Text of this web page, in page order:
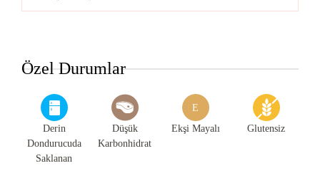
Kategorileri
Özel Durumlar
Derin
Dondurucuda
Saklanan
Düşük
Karbonhidrat
E
Ekşi Mayalı Glutensiz